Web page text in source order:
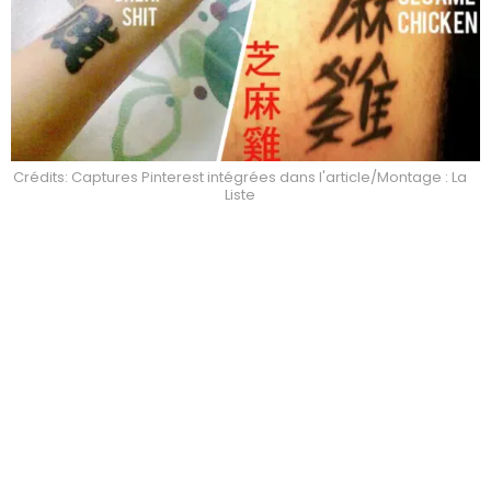
Crédits: Captures Pinterest intégrées dans l'article/Montage : La
Liste